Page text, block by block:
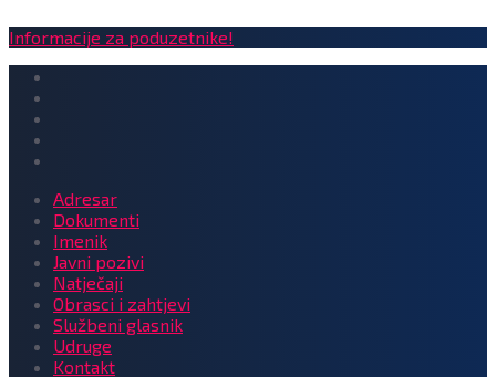
Informacije za poduzetnike!
Adresar
Dokumenti
Imenik
Javni pozivi
Natječaji
Obrasci i zahtjevi
Službeni glasnik
Udruge
Kontakt